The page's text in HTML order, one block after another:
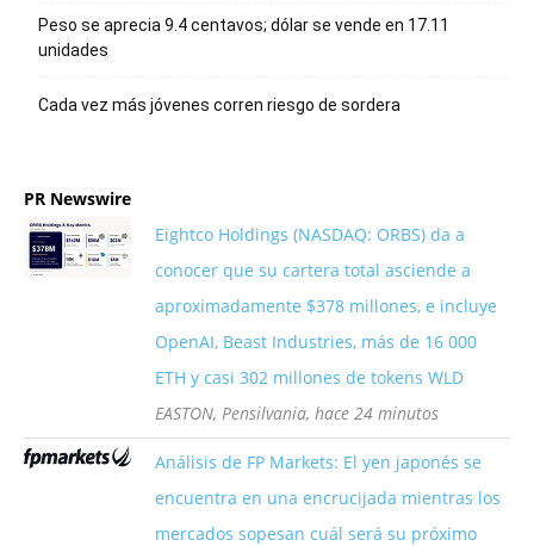
Peso se aprecia 9.4 centavos; dólar se vende en 17.11
unidades
Cada vez más jóvenes corren riesgo de sordera
PR Newswire
Eightco Holdings (NASDAQ: ORBS) da a
conocer que su cartera total asciende a
aproximadamente $378 millones, e incluye
OpenAI, Beast Industries, más de 16 000
ETH y casi 302 millones de tokens WLD
EASTON, Pensilvania, hace 24 minutos
Análisis de FP Markets: El yen japonés se
encuentra en una encrucijada mientras los
mercados sopesan cuál será su próximo